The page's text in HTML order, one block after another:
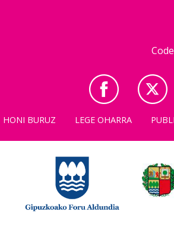
HONI BURUZ LEGE OHARRA